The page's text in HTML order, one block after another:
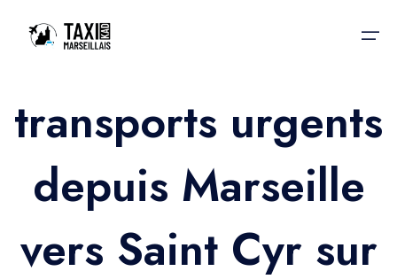
Accueil
Nos services
Nos services
Trajet Gare SNCF
Taxis aéroport
Réservation
transports urgents
depuis Marseille
vers Saint Cyr sur